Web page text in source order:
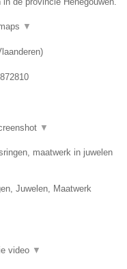
▼
)
▼
maatwerk in juwelen
Juwelen, Maatwerk
video ▼